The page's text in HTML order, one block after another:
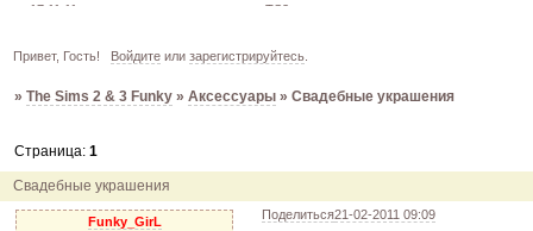
17.11.11
извлекаем меш. TS3
15.11.11
урок
создаём свою обувь! TS3
03.10.11
инфо
город из GTA VC в игре TS3
12.04.11
04.04.11
акция
акция "Друг"
04.04.11
акция акция "Downloads"
Привет, Гость! Войдитеили зарегистрируйтесь.
»The Sims 2 & 3 Funky »Аксессуары »Свадебные украшения
Свадебные украшения
Страница:1
Поделиться21-02-2011 09:09
Funky_GirL